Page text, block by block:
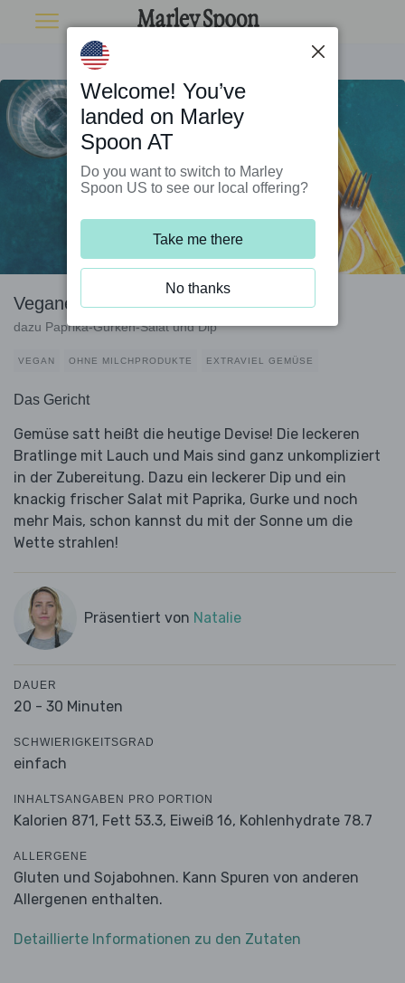
Vegane Lauch-Mais-Bratlinge
dazu Paprika-Gurken-Salat und Dip
VEGAN OHNE MILCHPRODUKTE EXTRAVIEL GEMÜSE
Das Gericht
Gemüse satt heißt die heutige Devise! Die leckeren
Bratlinge mit Lauch und Mais sind ganz unkompliziert
in der Zubereitung. Dazu ein leckerer Dip und ein
knackig frischer Salat mit Paprika, Gurke und noch
mehr Mais, schon kannst du mit der Sonne um die
Wette strahlen!
Präsentiert von Natalie
DAUER
20 - 30 Minuten
SCHWIERIGKEITSGRAD
einfach
INHALTSANGABEN PRO PORTION
Kalorien 871, Fett 53.3, Eiweiß 16, Kohlenhydrate 78.7
ALLERGENE
Gluten und Sojabohnen. Kann Spuren von anderen
Allergenen enthalten.
Detaillierte Informationen zu den Zutaten
Welcome! You’ve
landed on Marley
Spoon AT
Do you want to switch to Marley
Spoon US to see our local offering?
Take me there
No thanks